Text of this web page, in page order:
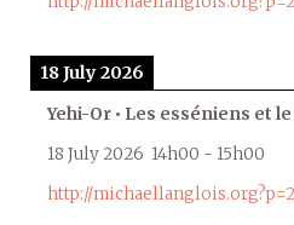
18 July 2026
Yehi-Or • Les esséniens et
18 July 2026 14h00 - 15h00
http://